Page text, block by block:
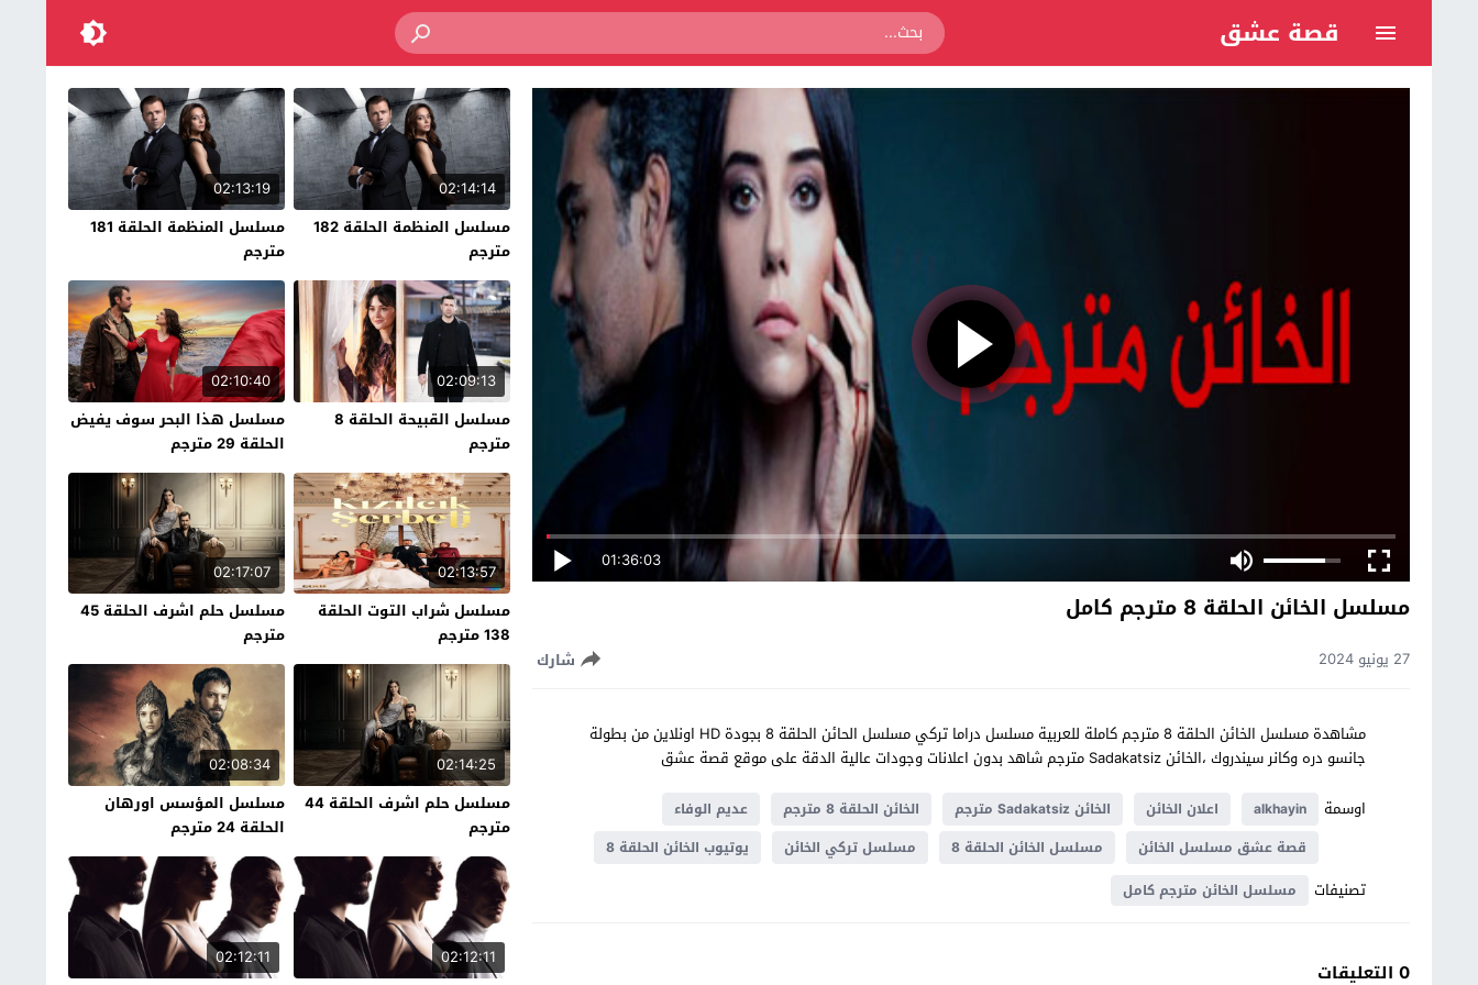
قصة عشق
01:36:03
مسلسل الخائن الحلقة 8 مترجم كامل
27 يونيو 2024 شارك
مشاهدة مسلسل الخائن الحلقة 8 مترجم كاملة للعربية مسلسل دراما تركي مسلسل الحائن الحلقة 8 بجودة HD اونلاين من بطولة
جانسو دره وكانر سيندروك ،الخائن Sadakatsiz مترجم شاهد بدون اعلانات وجودات عالية الدقة على موقع قصة عشق
اوسمة
alkhayin اعلان الخائن الخائن Sadakatsiz مترجم الخائن الحلقة 8 مترجم
عديم الوفاء
قصة عشق مسلسل الخائن
مسلسل الخائن الحلقة 8 مسلسل تركي الخائن يوتيوب الخائن الحلقة 8
تصنيفات مسلسل الخائن مترجم كامل
0 التعليقات
02:14:14
مسلسل المنظمة الحلقة 182
مترجم
02:13:19
مسلسل المنظمة الحلقة 181
مترجم
02:09:13
مسلسل القبيحة الحلقة 8
مترجم
02:10:40
مسلسل هذا البحر سوف يفيض
الحلقة 29 مترجم
02:13:57
مسلسل شراب التوت الحلقة
138 مترجم
02:17:07
مسلسل حلم اشرف الحلقة 45
مترجم
02:14:25
مسلسل حلم اشرف الحلقة 44
مترجم
02:08:34
مسلسل المؤسس اورهان
الحلقة 24 مترجم
02:12:11
02:12:11